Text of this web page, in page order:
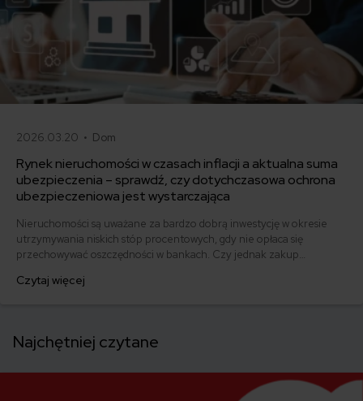
2026.03.20 • Dom
Rynek nieruchomości w czasach inflacji a aktualna suma
ubezpieczenia – sprawdź, czy dotychczasowa ochrona
ubezpieczeniowa jest wystarczająca
Nieruchomości są uważane za bardzo dobrą inwestycję w okresie
utrzymywania niskich stóp procentowych, gdy nie opłaca się
przechowywać oszczędności w bankach. Czy jednak zakup
przy błyskawicznie rosnących cenach trzeba również zmieniać
Czytaj więcej
Najchętniej czytane